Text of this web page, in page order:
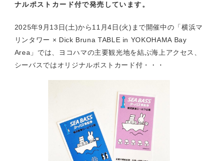
ナルポストカード付で発売しています。
2025年9月13日(土)から11月4日(火)まで開催中の「横浜マ
リンタワー × Dick Bruna TABLE in YOKOHAMA Bay
Area」では、ヨコハマの主要観光地を結ぶ海上アクセス、
シーバスではオリジナルポストカード付・・・